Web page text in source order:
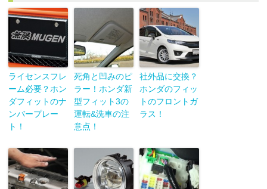
ライセンスフレ
ーム必要？ホン
ダフィットのナ
ンバープレー
ト！
死角と凹みのピ
ラー！ホンダ新
型フィット3の
運転&洗車の注
意点！
社外品に交換？
ホンダのフィッ
トのフロントガ
ラス！